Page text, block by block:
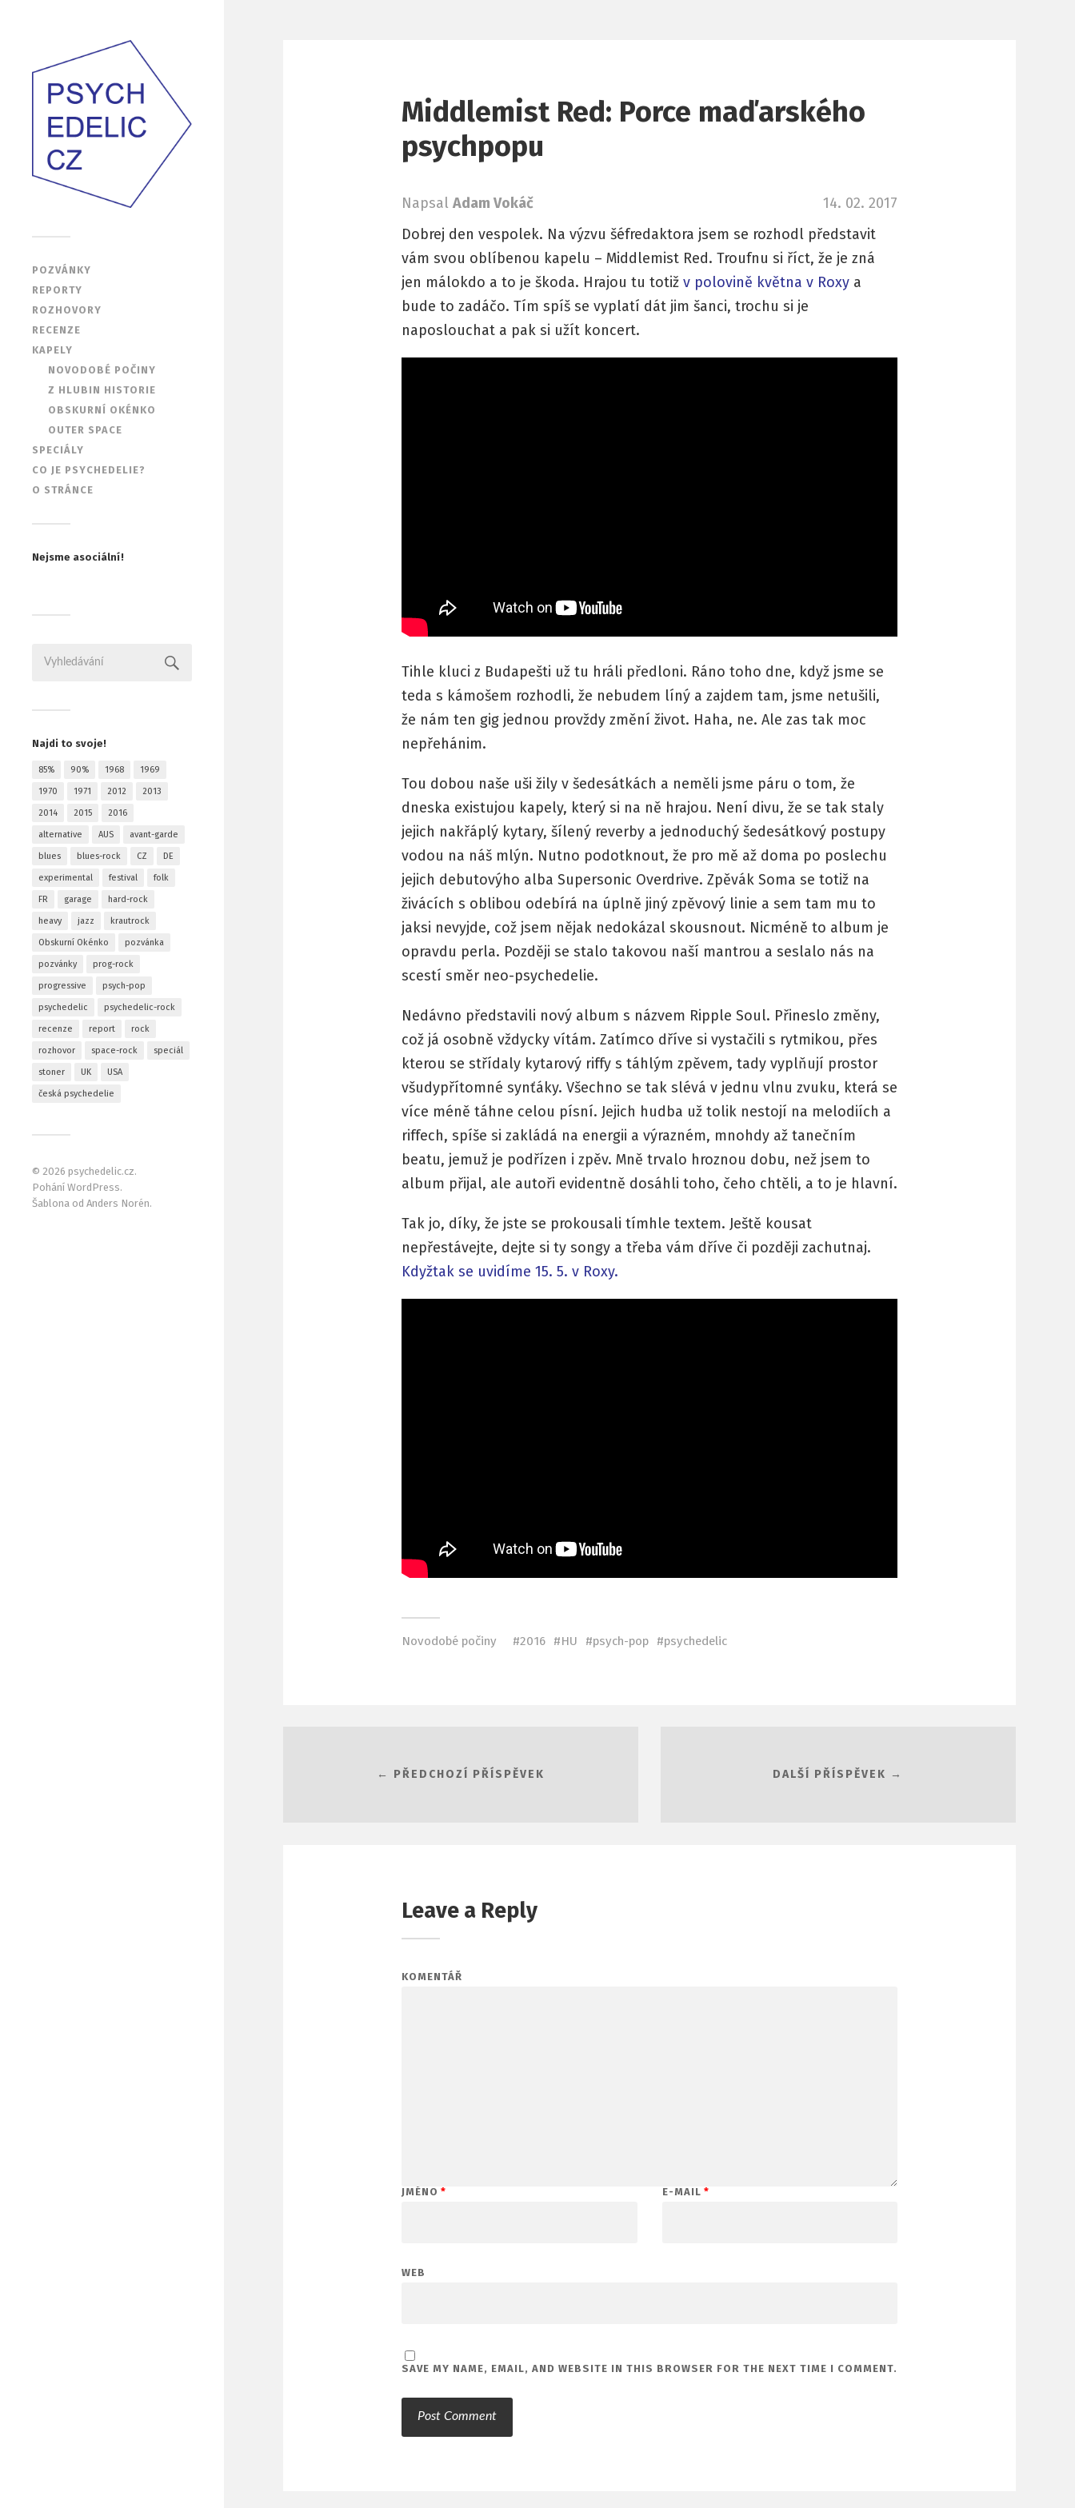
POZVÁNKY
REPORTY
ROZHOVORY
RECENZE
KAPELY
NOVODOBÉ POČINY
Z HLUBIN HISTORIE
OBSKURNÍ OKÉNKO
OUTER SPACE
SPECIÁLY
CO JE PSYCHEDELIE?
O STRÁNCE
Nejsme asociální!
Najdi to svoje!
85% 90% 1968 1969
1970 1971 2012 2013
2014 2015 2016
alternative AUS avant-garde
blues blues-rock CZ DE
experimental festival folk
FR garage hard-rock
heavy jazz krautrock
Obskurní Okénko pozvánka
pozvánky prog-rock
progressive psych-pop
psychedelic psychedelic-rock
recenze report rock
rozhovor space-rock speciál
stoner UK USA
česká psychedelie
© 2026 psychedelic.cz.
Pohání WordPress.
Šablona od Anders Norén.
Middlemist Red: Porce maďarského
psychpopu
Napsal Adam Vokáč
14. 02. 2017
Dobrej den vespolek. Na výzvu šéfredaktora jsem se rozhodl představit
vám svou oblíbenou kapelu – Middlemist Red. Troufnu si říct, že je zná
jen málokdo a to je škoda. Hrajou tu totiž v polovině května v Roxy a
bude to zadáčo. Tím spíš se vyplatí dát jim šanci, trochu si je
naposlouchat a pak si užít koncert.
Tihle kluci z Budapešti už tu hráli předloni. Ráno toho dne, když jsme se
teda s kámošem rozhodli, že nebudem líný a zajdem tam, jsme netušili,
že nám ten gig jednou provždy změní život. Haha, ne. Ale zas tak moc
nepřehánim.
Tou dobou naše uši žily v šedesátkách a neměli jsme páru o tom, že
dneska existujou kapely, který si na ně hrajou. Není divu, že se tak staly
jejich nakřáplý kytary, šílený reverby a jednoduchý šedesátkový postupy
vodou na náš mlýn. Nutno podotknout, že pro mě až doma po poslechu
jejich debutovýho alba Supersonic Overdrive. Zpěvák Soma se totiž na
živácích s oblibou odebírá na úplně jiný zpěvový linie a sem tam mu to
jaksi nevyjde, což jsem nějak nedokázal skousnout. Nicméně to album je
opravdu perla. Později se stalo takovou naší mantrou a seslalo nás na
scestí směr neo-psychedelie.
Nedávno představili nový album s názvem Ripple Soul. Přineslo změny,
což já osobně vždycky vítám. Zatímco dříve si vystačili s rytmikou, přes
kterou se střídaly kytarový riffy s táhlým zpěvem, tady vyplňují prostor
všudypřítomné synťáky. Všechno se tak slévá v jednu vlnu zvuku, která se
více méně táhne celou písní. Jejich hudba už tolik nestojí na melodiích a
riffech, spíše si zakládá na energii a výrazném, mnohdy až tanečním
beatu, jemuž je podřízen i zpěv. Mně trvalo hroznou dobu, než jsem to
album přijal, ale autoři evidentně dosáhli toho, čeho chtěli, a to je hlavní.
Tak jo, díky, že jste se prokousali tímhle textem. Ještě kousat
nepřestávejte, dejte si ty songy a třeba vám dříve či později zachutnaj.
Kdyžtak se uvidíme 15. 5. v Roxy.
Novodobé počiny 2016 HU psych-pop psychedelic
← PŘEDCHOZÍ PŘÍSPĚVEK DALŠÍ PŘÍSPĚVEK →
Leave a Reply
KOMENTÁŘ
JMÉNO * E-MAIL *
WEB
SAVE MY NAME, EMAIL, AND WEBSITE IN THIS BROWSER FOR THE NEXT TIME I COMMENT.